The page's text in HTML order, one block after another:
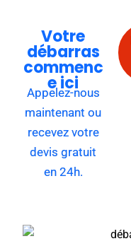
Votre
débarras
commenc
e ici
Appelez-nous
maintenant ou
recevez votre
devis gratuit
en 24h.